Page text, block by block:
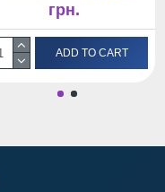
грн.
ADD TO CART